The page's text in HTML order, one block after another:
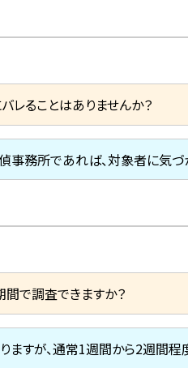
レることはありませんか？
事務所であれば、対象者に気づ
間で調査できますか？
ますが、通常1週間から2週間程